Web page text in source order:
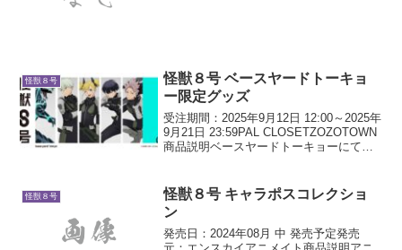
怪獣８号
怪獣８号 ベースヤードトーキョ
ー限定グッズ
受注期間：2025年9月12日 12:00～2025年
9月21日 23:59PAL CLOSETZOZOTOWN
商品説明ベースヤードトーキョーにて開
ナルTシャ...
怪獣８号
怪獣８号 キャラポスコレクショ
ン
発売日：2024年08月 中 発売予定発売